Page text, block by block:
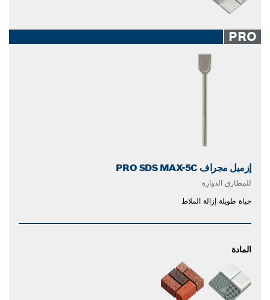
PRO
إزميل مجراف PRO SDS MAX-5C
للمطارق الدوارة
حياة طويلة إزالة الملاط
المادة